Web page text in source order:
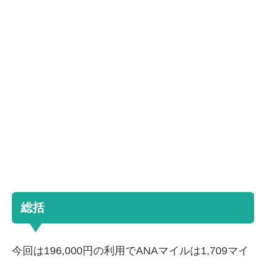
総括
今回は196,000円の利用でANAマイルは1,709マイ